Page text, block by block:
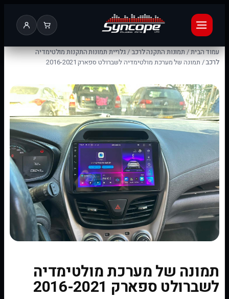
עמוד הבית/תמונות התקנה לרכב/גלריית תמונות התקנות מולטימדיה
לרכב/ תמונה של מערכת מולטימדיה לשברולט ספארק 2016-2021
תמונה של מערכת מולטימדיה
לשברולט ספארק 2016-2021